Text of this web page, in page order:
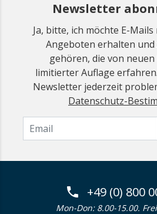
Newsletter
Ja, bitte, ich möchte E-
Angeboten erhalten und
gehören, die von
limitierter Auflage
Newsletter jederzeit
Datenschutz-
+49 (0) 800
Mon-Don: 8.00-15.00.